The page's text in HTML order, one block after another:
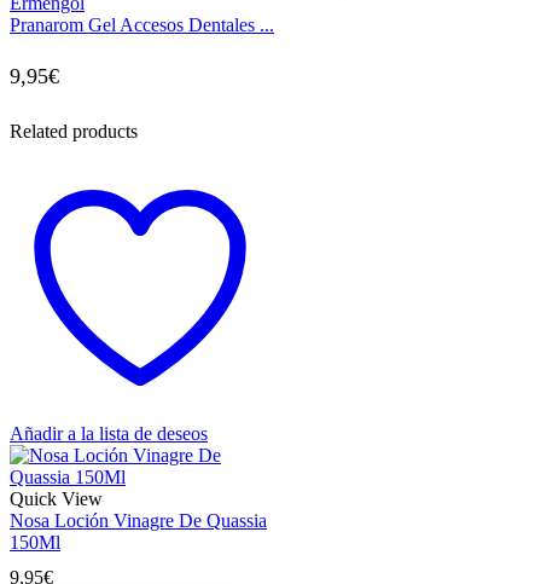
Pranarom Gel Accesos Dentales ...
9,95€
Related products
Añadir a la lista de deseos
Quick View
Nosa Loción Vinagre De Quassia
150Ml
9,95€